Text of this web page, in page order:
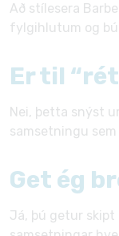
Að stílesera
fylgihlutum og
Er til
Nei, þetta snýst
samsetningu
Get ég
Já, þú getur skipt